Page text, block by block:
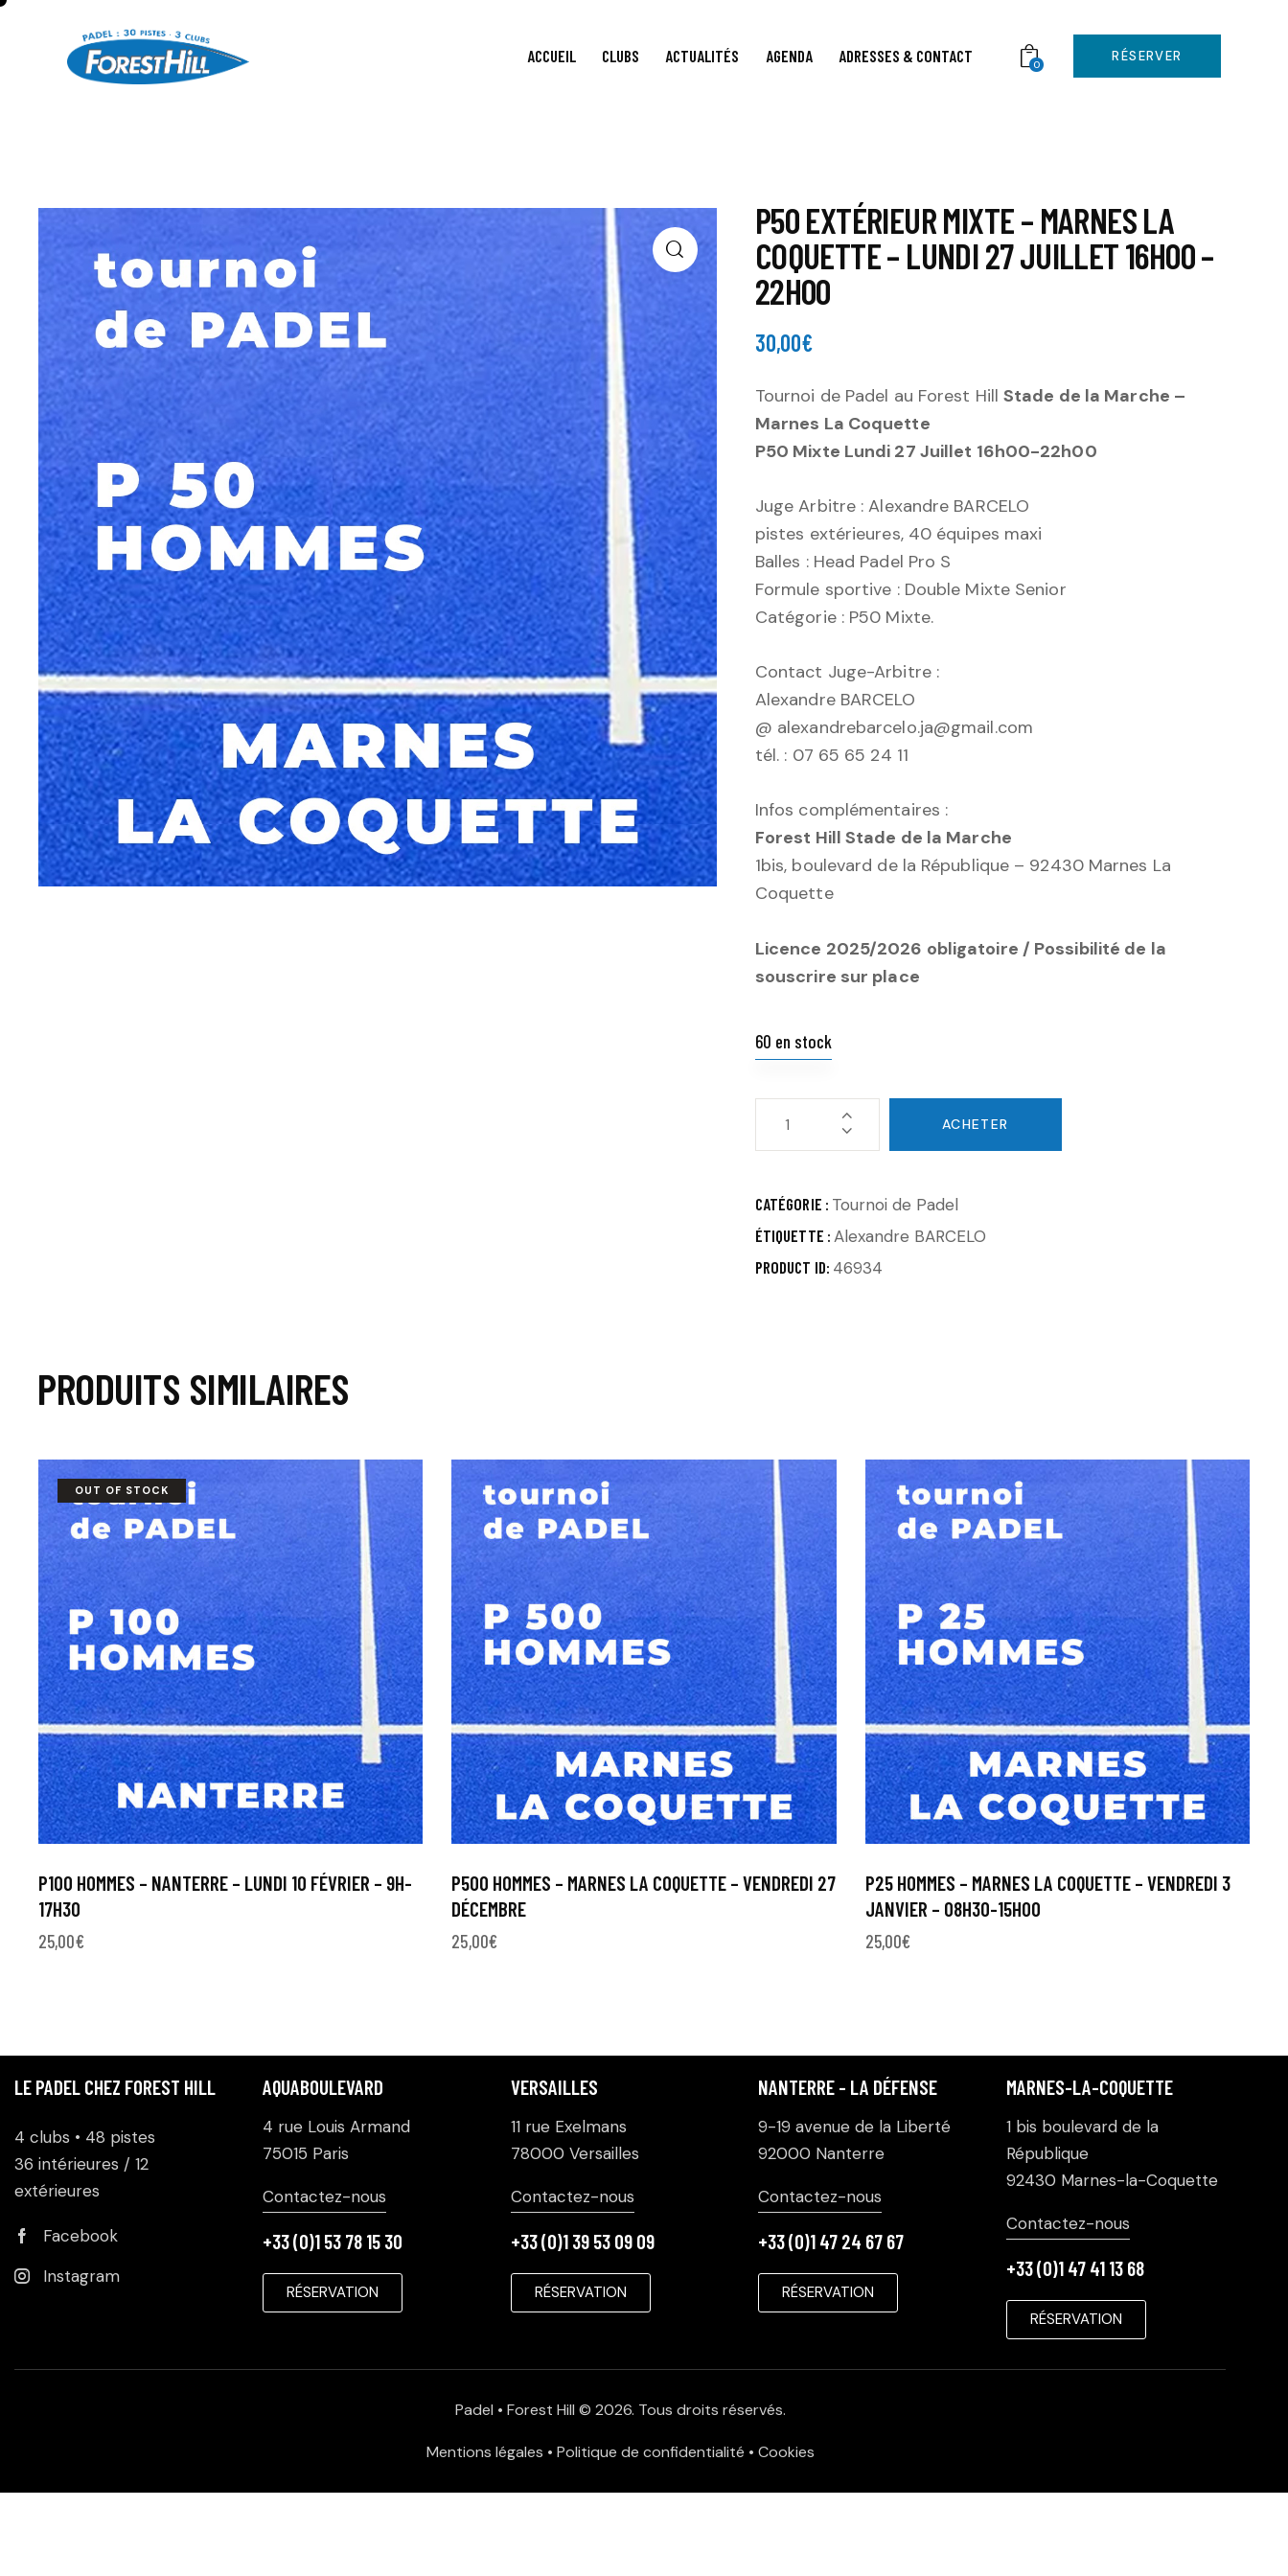
ACCUEIL CLUBS ACTUALITÉS AGENDA ADRESSES & CONTACT 0
RÉSERVER
P50 EXTÉRIEUR MIXTE – MARNES LA
COQUETTE – LUNDI 27 JUILLET 16H00 –
22H00
30,00€
Tournoi de Padel au Forest HillStade de la Marche –
Marnes La Coquette
P50 Mixte Lundi 27 Juillet 16h00-22h00
Juge Arbitre : Alexandre BARCELO
pistes extérieures, 40 équipes maxi
Balles : Head Padel Pro S
Formule sportive : Double Mixte Senior
Catégorie : P50 Mixte.
Contact Juge-Arbitre :
Alexandre BARCELO
@ alexandrebarcelo.ja@gmail.com
tél. : 07 65 65 24 11
Infos complémentaires :
Forest Hill Stade de la Marche
1bis, boulevard de la République – 92430 Marnes La
Coquette
Licence 2025/2026 obligatoire / Possibilité de la
souscrire sur place
60 en stock
ACHETER
CATÉGORIE : Tournoi de Padel
ÉTIQUETTE : Alexandre BARCELO
PRODUCT ID: 46934
PRODUITS SIMILAIRES
OUT OF STOCK
P100 HOMMES – NANTERRE – LUNDI 10 FÉVRIER – 9H-
17H30
25,00€
P500 HOMMES – MARNES LA COQUETTE – VENDREDI 27
DÉCEMBRE
25,00€
P25 HOMMES – MARNES LA COQUETTE – VENDREDI 3
JANVIER – 08H30-15H00
25,00€
LE PADEL CHEZ FOREST HILL
4 clubs • 48 pistes
36 intérieures / 12
extérieures
Facebook
Instagram
AQUABOULEVARD
4 rue Louis Armand
75015 Paris
Contactez-nous
+33 (0)1 53 78 15 30
RÉSERVATION
VERSAILLES
11 rue Exelmans
78000 Versailles
Contactez-nous
+33 (0)1 39 53 09 09
RÉSERVATION
NANTERRE - LA DÉFENSE
9-19 avenue de la Liberté
92000 Nanterre
Contactez-nous
+33 (0)1 47 24 67 67
RÉSERVATION
MARNES-LA-COQUETTE
1 bis boulevard de la
République
92430 Marnes-la-Coquette
Contactez-nous
+33 (0)1 47 41 13 68
RÉSERVATION
Padel • Forest Hill © 2026. Tous droits réservés.
Mentions légales • Politique de confidentialité • Cookies